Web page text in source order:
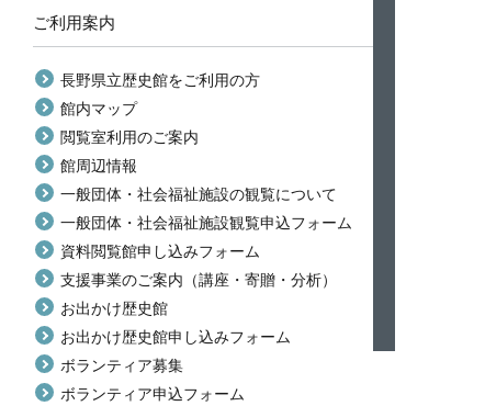
ご利用案内
長野県立歴史館をご利用の方
館内マップ
閲覧室利用のご案内
館周辺情報
一般団体・社会福祉施設の観覧について
一般団体・社会福祉施設観覧申込フォーム
資料閲覧館申し込みフォーム
支援事業のご案内（講座・寄贈・分析）
お出かけ歴史館
お出かけ歴史館申し込みフォーム
ボランティア募集
ボランティア申込フォーム